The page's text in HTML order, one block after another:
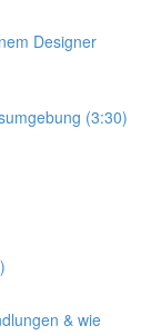
Designer
(3:30)
& wie